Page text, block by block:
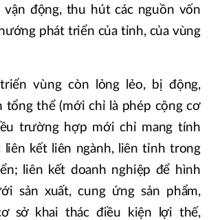
động, thu hút các nguồn vốn
phát triển của tỉnh, của vùng
vùng còn lỏng lẻo, bị động,
tổng thể (mới chỉ là phép cộng cơ
trường hợp mới chỉ mang tính
liên kết liên ngành, liên tỉnh trong
liên kết doanh nghiệp để hình
sản xuất, cung ứng sản phẩm,
sở khai thác điều kiện lợi thế,